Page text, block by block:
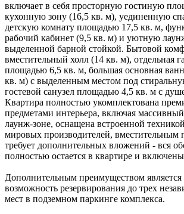
включает в себя просторную гостиную
кухонную зону (16,5 кв. м), уединенную
детскую комнату площадью 17,5 кв. м,
рабочий кабинет (9,5 кв. м) и уютную
выделенной барной стойкой. Бытовой
вместительный холл (14 кв. м), отдельная
площадью 6,5 кв. м, большая основная
кв. м) с выделенным местом под
гостевой санузел площадью 4,5 кв. м с
Квартира полностью укомплектована
предметами интерьера, включая
лаунж-зоне, оснащена встроенной
мировых производителей, вместительным
требует дополнительных вложений - вся
полностью остается в квартире и
Дополнительным преимуществом является
возможность резервирования до трех
мест в подземном паркинге комплекса.